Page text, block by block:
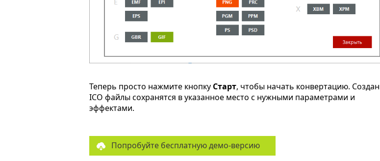
Теперь просто нажмите кнопку Старт, чтобы начать конвертацию.
ICO файлы сохранятся в указанное место с нужными параметрами и
эффектами.
Попробуйте бесплатную демо-версию